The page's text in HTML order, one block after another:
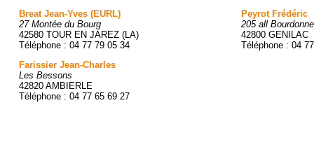
Breat Jean-Yves (EURL)
27 Montée du Bourg
42580 TOUR EN JAREZ (LA)
Téléphone : 04 77 79 05 34
Farissier Jean-Charles
Les Bessons
42820 AMBIERLE
Téléphone : 04 77 65 69 27
Peyrot Frédéric
205 all
42800 GENILAC
Téléphone : 04